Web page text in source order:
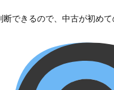
断できるので、中古が初め